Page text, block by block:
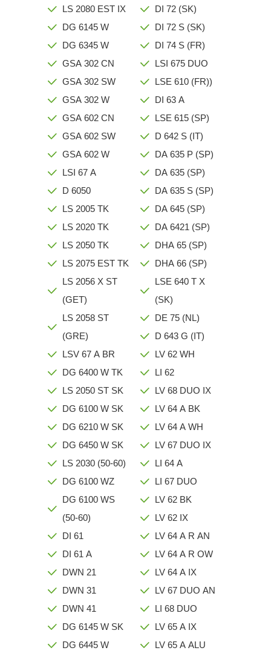
LS 2080 EST IX
DG 6145 W
DG 6345 W
GSA 302 CN
GSA 302 SW
GSA 302 W
GSA 602 CN
GSA 602 SW
GSA 602 W
LSI 67 A
D 6050
LS 2005 TK
LS 2020 TK
LS 2050 TK
LS 2075 EST TK
LS 2056 X ST
(GET)
LS 2058 ST
(GRE)
LSV 67 A BR
DG 6400 W TK
LS 2050 ST SK
DG 6100 W SK
DG 6210 W SK
DG 6450 W SK
LS 2030 (50-60)
DG 6100 WZ
DG 6100 WS
(50-60)
DI 61
DI 61 A
DWN 21
DWN 31
DWN 41
DG 6145 W SK
DG 6445 W
DI 72 (SK)
DI 72 S (SK)
DI 74 S (FR)
LSI 675 DUO
LSE 610 (FR))
DI 63 A
LSE 615 (SP)
D 642 S (IT)
DA 635 P (SP)
DA 635 (SP)
DA 635 S (SP)
DA 645 (SP)
DA 6421 (SP)
DHA 65 (SP)
DHA 66 (SP)
LSE 640 T X
(SK)
DE 75 (NL)
D 643 G (IT)
LV 62 WH
LI 62
LV 68 DUO IX
LV 64 A BK
LV 64 A WH
LV 67 DUO IX
LI 64 A
LI 67 DUO
LV 62 BK
LV 62 IX
LV 64 A R AN
LV 64 A R OW
LV 64 A IX
LV 67 DUO AN
LI 68 DUO
LV 65 A IX
LV 65 A ALU